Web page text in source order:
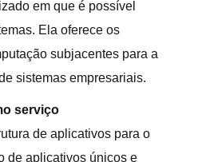
em que é possível
Ela oferece os
subjacentes para a
sistemas empresariais.
serviço
de aplicativos para o
de aplicativos únicos e